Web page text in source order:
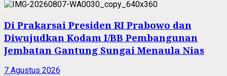
Di Prakarsai Presiden RI Prabowo dan
Diwujudkan Kodam I/BB Pembangunan
Jembatan Gantung Sungai Menaula Nias
7 Agustus 2026